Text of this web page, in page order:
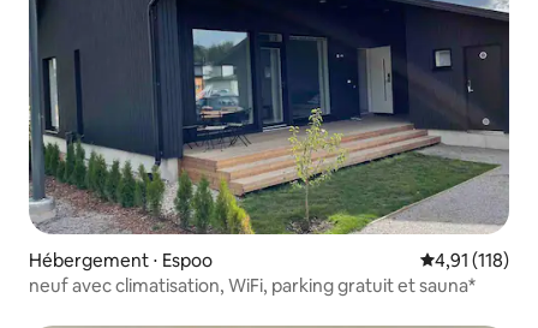
Hébergement ⋅ Espoo Évaluation
4,91 (118)
neuf avec climatisation, WiFi, parking gratuit et sauna*